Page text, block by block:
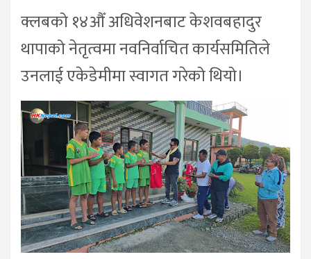
क्लबको १४औँ अधिवेशनबाट केशवबहादुर
थापाको नेतृत्वमा नवनिर्वाचित कार्यसमितिले
उनलाई एकेडेमीमा स्वागत गरेको थियो।